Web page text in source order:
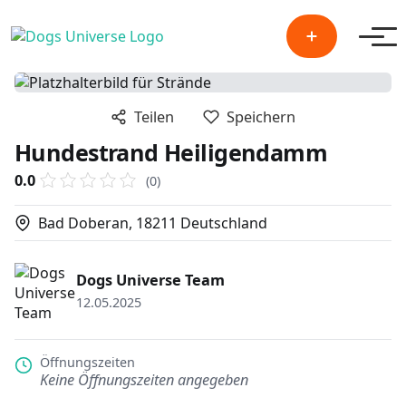
Teilen Speichern
Hundestrand Heiligendamm
0.0 (0)
Bad Doberan, 18211 Deutschland
Dogs Universe Team
12.05.2025
Öffnungszeiten
Keine Öffnungszeiten angegeben